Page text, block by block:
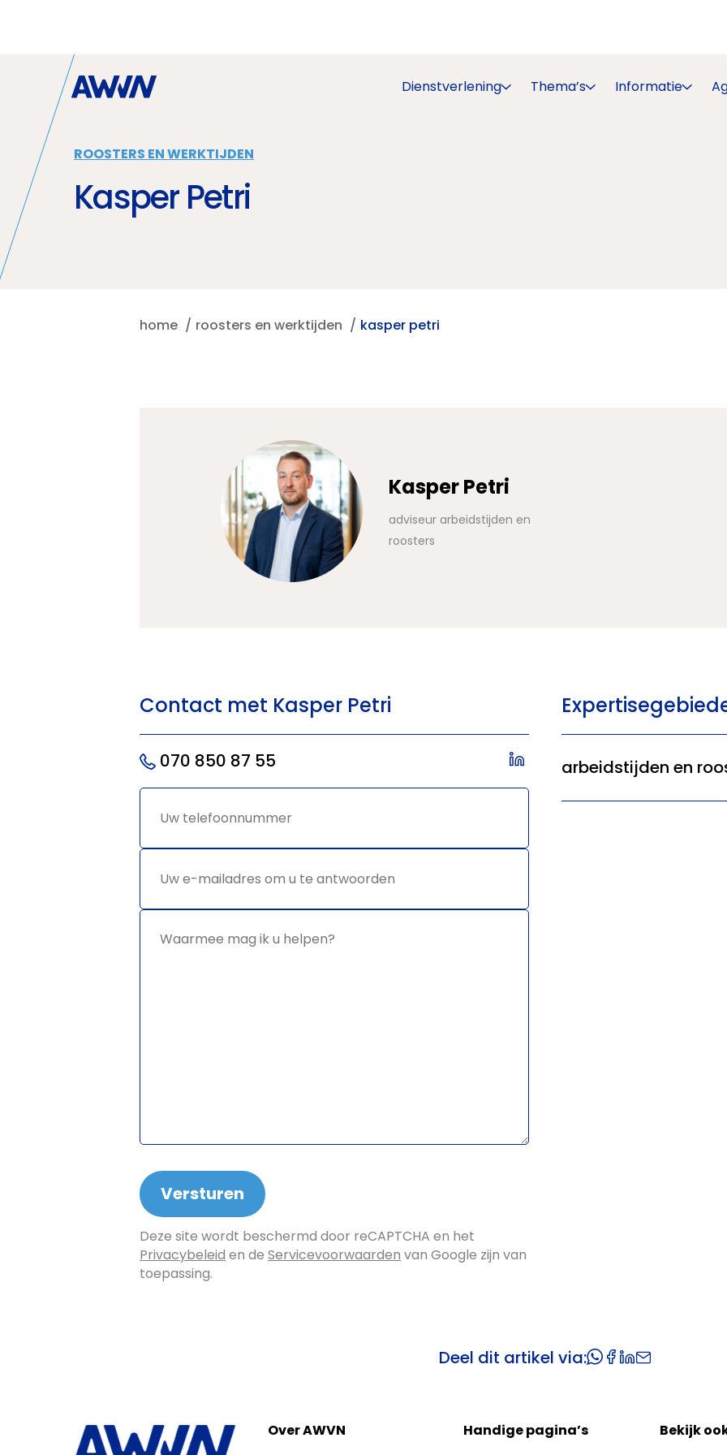
Dienstverlening Thema’s Informatie
ROOSTERS EN WERKTIJDEN
Kasper Petri
home roosters en werktijden kasper petri
Kasper Petri
adviseur arbeidstijden en
roosters
Contact met Kasper Petri
070 850 87 55
Uw *
Uw e-
om u te
*
Waarmee
helpen?
*
Deze site wordt beschermd door reCAPTCHA en het
Privacybeleid en de Servicevoorwaarden van Google zijn van
toepassing.
arbeidstijden en
Deel dit artikel via:
Over AWVN Handige pagina’s Bekijk